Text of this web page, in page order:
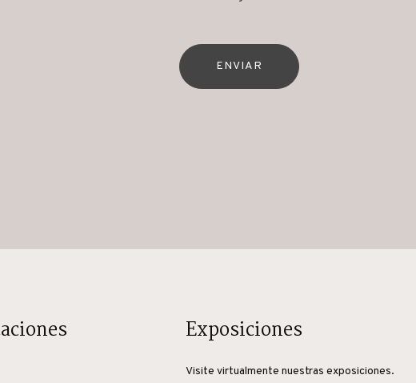
ENVIAR
Exposiciones
Visite virtualmente nuestras exposiciones.